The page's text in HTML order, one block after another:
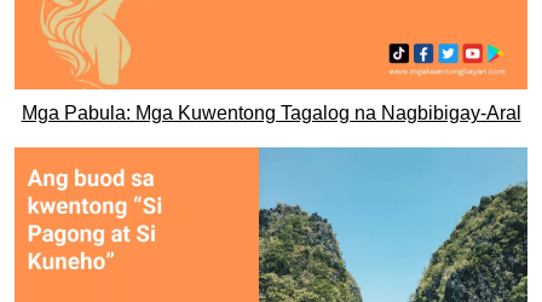
Mga Pabula: Mga Kuwentong Tagalog na Nagbibigay-Aral